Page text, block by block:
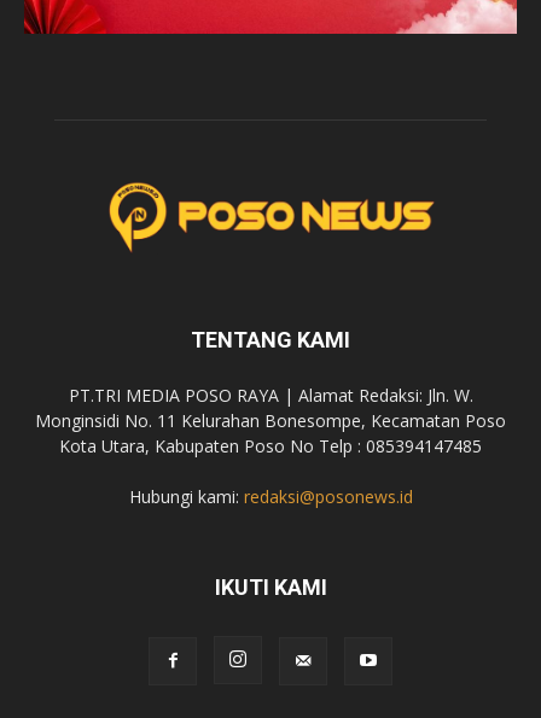
TENTANG KAMI
PT.TRI MEDIA POSO RAYA | Alamat Redaksi: Jln. W.
Monginsidi No. 11 Kelurahan Bonesompe, Kecamatan Poso
Kota Utara, Kabupaten Poso No Telp : 085394147485
Hubungi kami: redaksi@posonews.id
IKUTI KAMI